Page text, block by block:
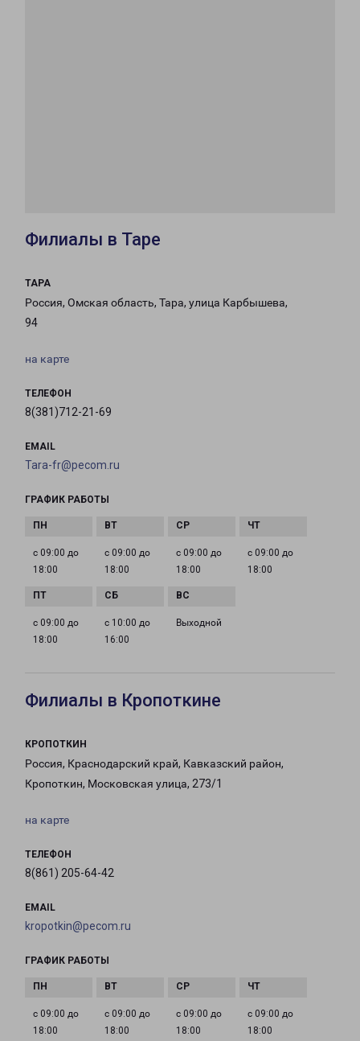
Филиалы в Таре
ТАРА
Россия, Омская область, Тара, улица Карбышева,
94
на карте
ТЕЛЕФОН
8(381)712-21-69
EMAIL
Tara-fr@pecom.ru
ГРАФИК РАБОТЫ
с 09:00 до
18:00
с 09:00 до
18:00
с 09:00 до
18:00
с 09:00 до
18:00
с 09:00 до
18:00
с 10:00 до
16:00
Выходной
Филиалы в Кропоткине
КРОПОТКИН
Россия, Краснодарский край, Кавказский район,
Кропоткин, Московская улица, 273/1
на карте
ТЕЛЕФОН
8(861) 205-64-42
EMAIL
kropotkin@pecom.ru
ГРАФИК РАБОТЫ
с 09:00 до
18:00
с 09:00 до
18:00
с 09:00 до
18:00
с 09:00 до
18:00